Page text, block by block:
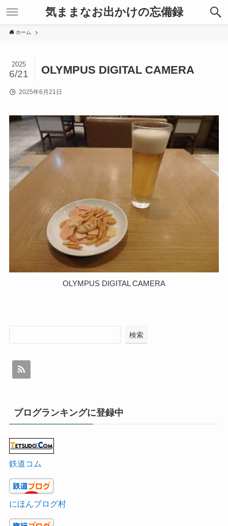
気ままなお出かけの忘備録
ホーム
OLYMPUS DIGITAL CAMERA
2025
6/21
2025年6月21日
OLYMPUS DIGITAL CAMERA
検索
ブログランキングに登録中
鉄道コム
にほんブログ村